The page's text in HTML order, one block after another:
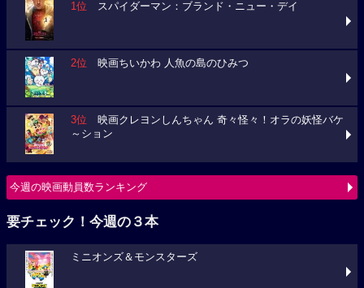
1位 スパイダーマン：ブランド・ニュー・デイ
2位 映画ちいかわ 人魚の島のひみつ
3位 映画クレヨンしんちゃん 奇々怪々！オラの妖怪バケ
～ション
今週の映画動員数ランキング
要チェック！今週の３本
ミニオンズ＆モンスターズ